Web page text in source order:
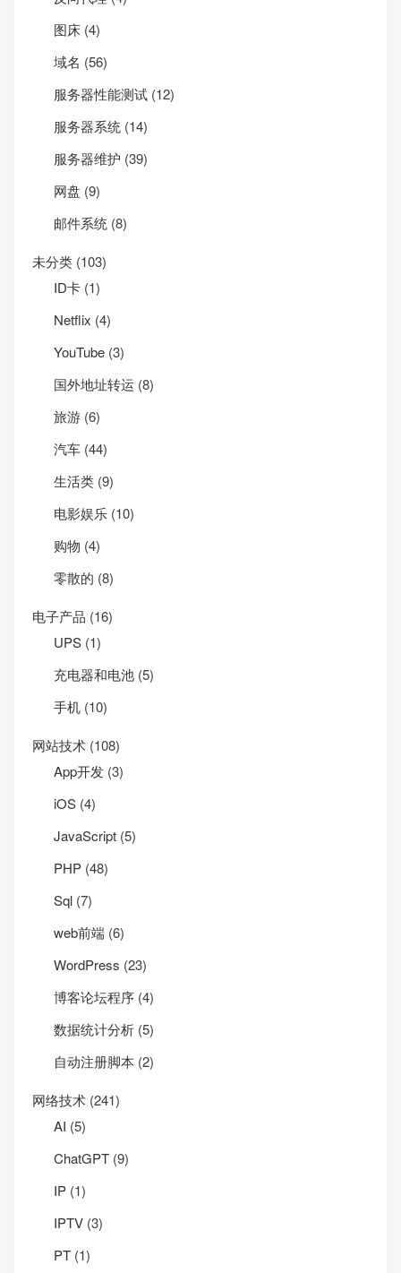
图床 (4)
域名 (56)
服务器性能测试 (12)
服务器系统 (14)
服务器维护 (39)
网盘 (9)
邮件系统 (8)
未分类 (103)
ID卡 (1)
Net­flix (4)
YouTube (3)
国外地址转运 (8)
旅游 (6)
汽车 (44)
生活类 (9)
电影娱乐 (10)
购物 (4)
零散的 (8)
电子产品 (16)
UPS (1)
充电器和电池 (5)
手机 (10)
网站技术 (108)
App开发 (3)
iOS (4)
JavaScript (5)
PHP (48)
Sql (7)
web前端 (6)
WordPress (23)
博客论坛程序 (4)
数据统计分析 (5)
自动注册脚本 (2)
网络技术 (241)
AI (5)
ChatGPT (9)
IP (1)
IPTV (3)
PT (1)